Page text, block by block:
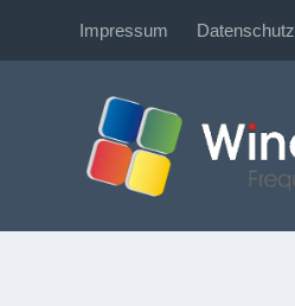
Impressum Datenschutz